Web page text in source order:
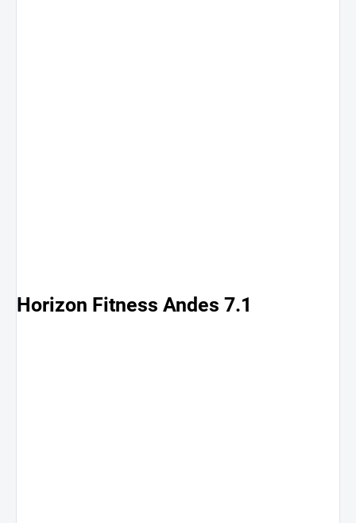
Horizon Fitness Andes 7.1